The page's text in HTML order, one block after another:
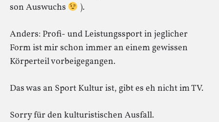
son Auswuchs
).
Anders: Profi- und Leistungssport in jeglicher
Form ist mir schon immer an einem gewissen
Körperteil vorbeigegangen.
Das was an Sport Kultur ist, gibt es eh nicht im TV.
Sorry für den kulturistischen Ausfall.